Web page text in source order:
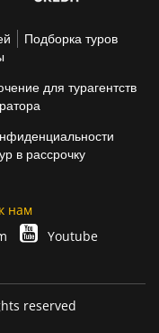
Подборка туров
для турагентств
в рассрочку
нам
Youtube
reserved